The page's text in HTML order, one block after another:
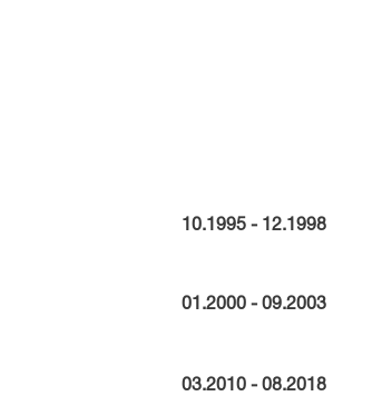
10.1995 - 12.1998
01.2000 - 09.2003
03.2010 - 08.2018